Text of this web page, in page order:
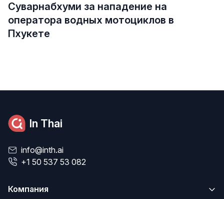
Суварнабхуми за нападение на
оператора водных мотоциклов в
Пхукете
In Thai
info@inth.ai
+1 50 537 53 082
Компания